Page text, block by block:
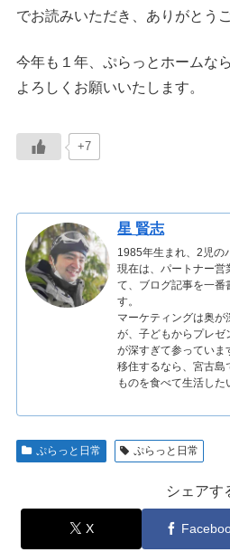
でお読みいただき、ありがとう
今年も１年、ぷらっとホームな
よろしくお願いいたします。
+7
星 賢志
1985年生まれ、2児の
現在は、パートナー営
て、ブログ記事を一番
す。
マーケティングは奥
が、子どもからプレゼ
が深すぎて参っていま
移住するなら、宮古島
ものを食べて生活した
ぷらっと日常 ぷらっと日常
シェアす
X